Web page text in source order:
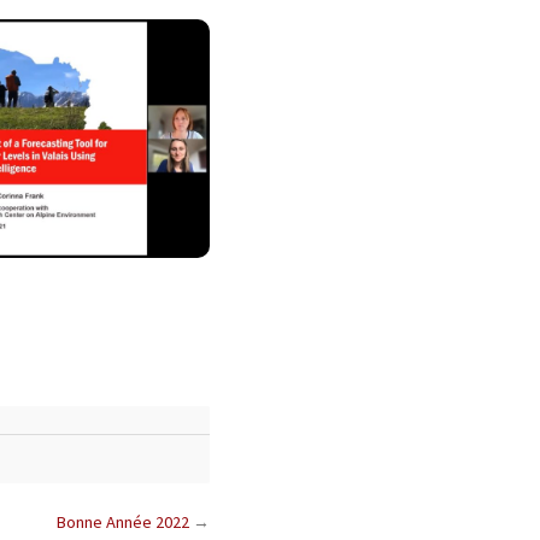
Bonne Année 2022 →